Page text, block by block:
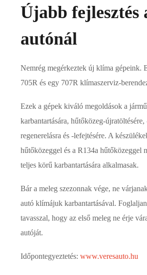
Újabb fejlesztés
autónál
Nemrég megérkeztek új klíma gépeink.
705R és egy 707R klímaszerviz-
Ezek a gépek kiváló megoldások a
karbantartására, hűtőközeg-újratöltésére,
regenerelásra és -lefejtésére. A
hűtőközeggel és a R134a hűtőközeggel
teljes körű karbantartására alkalmasak.
Bár a meleg szezonnak vége, ne
autó klímájuk karbantartásával.
tavasszal, hogy az első meleg ne érje
autóját.
Időpontegyeztetés:www.veresauto.hu